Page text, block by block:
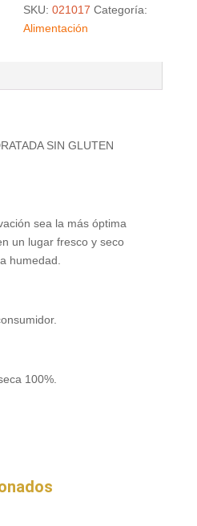
SKU:021017 Categoría:
Alimentación
SIN GLUTEN
sea la más óptima
un lugar fresco y seco
humedad.
100%.